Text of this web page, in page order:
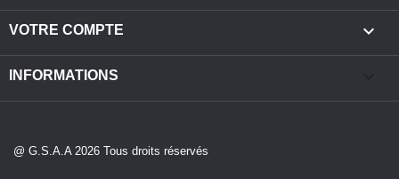
VOTRE COMPTE 
INFORMATIONS
@ G.S.A.A 2026 Tous droits réservés